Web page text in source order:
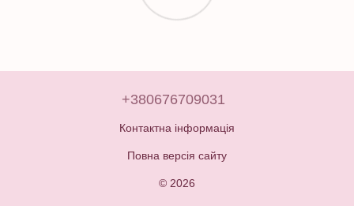
+380676709031
Контактна інформація
Повна версія сайту
© 2026